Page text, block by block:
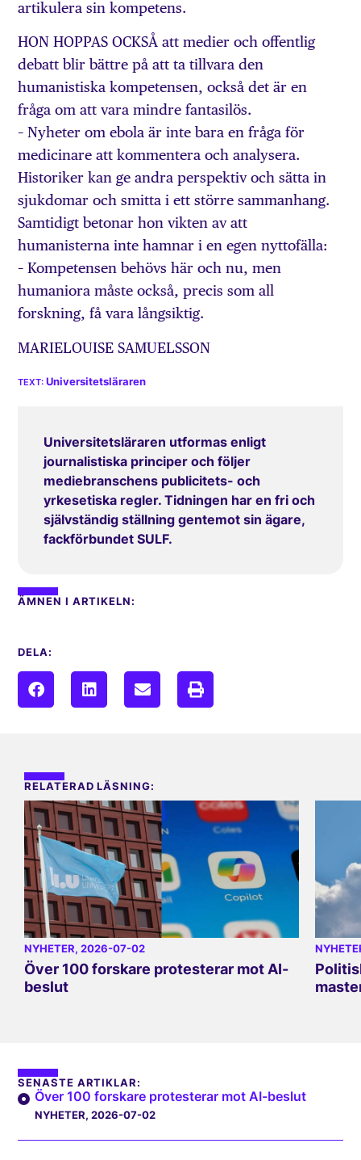
artikulera sin kompetens.
HON HOPPAS OCKSÅ att medier och offentlig
debatt blir bättre på att ta tillvara den
humanistiska kompetensen, också det är en
fråga om att vara mindre fantasilös.
– Nyheter om ebola är inte bara en fråga för
medicinare att kommentera och analysera.
Historiker kan ge andra perspektiv och sätta in
sjukdomar och smitta i ett större sammanhang.
Samtidigt betonar hon vikten av att
humanisterna inte hamnar i en egen nyttofälla:
– Kompetensen behövs här och nu, men
humaniora måste också, precis som all
forskning, få vara långsiktig.
MARIELOUISE SAMUELSSON
Universitetsläraren
Universitetsläraren utformas enligt
journalistiska principer och följer
mediebranschens publicitets- och
yrkesetiska regler. Tidningen har en fri och
självständig ställning gentemot sin ägare,
fackförbundet SULF.
ÄMNEN I ARTIKELN:
DELA:
RELATERAD LÄSNING:
NYHETER, 2026-07-02
Över 100 forskare protesterar mot AI-
beslut
SENASTE ARTIKLAR:
Över 100 forskare protesterar mot AI-beslut
NYHETER, 2026-07-02